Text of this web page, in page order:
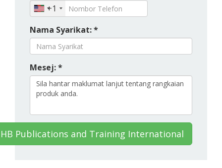
+1
Nama Syarikat: *
Mesej: *
Publications and Training International